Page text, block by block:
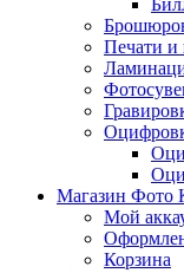
Печати
Магазин Фото
Мой
Корзина